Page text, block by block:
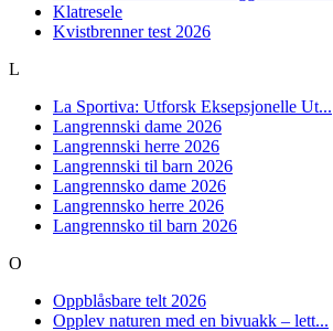
Klatresele
Kvistbrenner test 2026
L
La Sportiva: Utforsk Eksepsjonelle Ut...
Langrennski dame 2026
Langrennski herre 2026
Langrennski til barn 2026
Langrennsko dame 2026
Langrennsko herre 2026
Langrennsko til barn 2026
O
Oppblåsbare telt 2026
Opplev naturen med en bivuakk – lett...